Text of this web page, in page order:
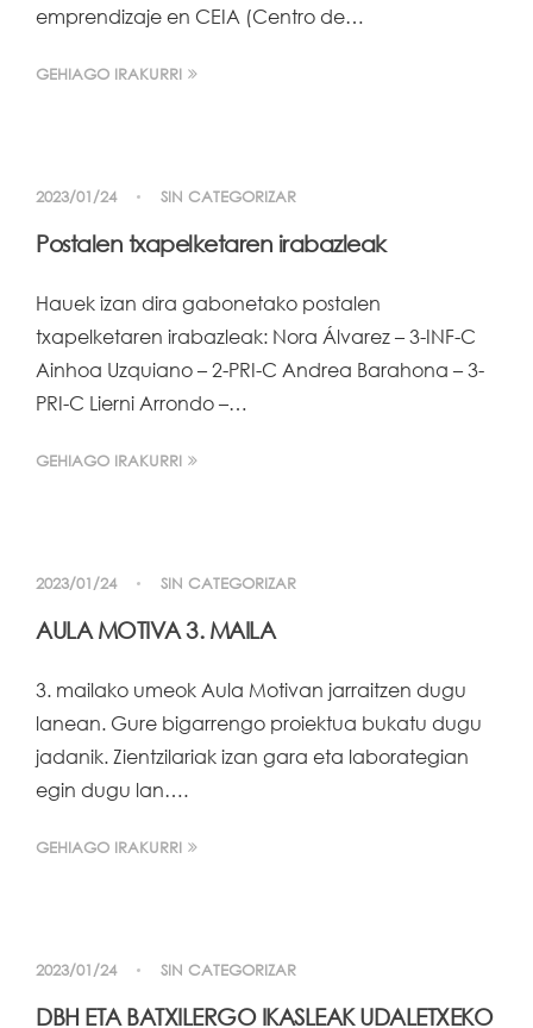
emprendizaje en CEIA (Centro de…
GEHIAGO IRAKURRI
2023/01/24 SIN CATEGORIZAR
Postalen txapelketaren irabazleak
Hauek izan dira gabonetako postalen
txapelketaren irabazleak: Nora Álvarez – 3-INF-C
Ainhoa Uzquiano – 2-PRI-C Andrea Barahona – 3-
PRI-C Lierni Arrondo –…
GEHIAGO IRAKURRI
2023/01/24 SIN CATEGORIZAR
AULA MOTIVA 3. MAILA
3. mailako umeok Aula Motivan jarraitzen dugu
lanean. Gure bigarrengo proiektua bukatu dugu
jadanik. Zientzilariak izan gara eta laborategian
egin dugu lan….
GEHIAGO IRAKURRI
2023/01/24 SIN CATEGORIZAR
DBH ETA BATXILERGO IKASLEAK UDALETXEKO